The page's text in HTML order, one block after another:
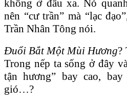
không ở đâu xa. Nó
nên “cư trần” mà “lạc
Trần Nhân Tông nói.
Đuổi Bắt Một Mùi Hương?
Trong nếp ta sống ở đây
tận hương” bay cao,
gió…?